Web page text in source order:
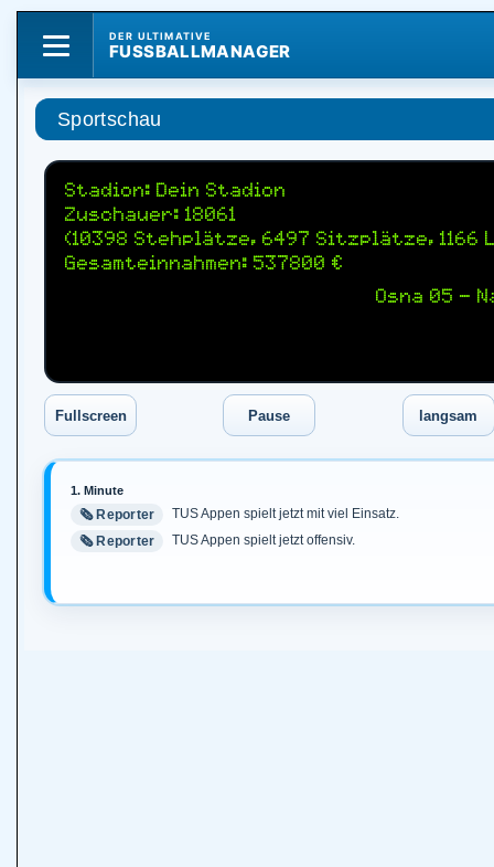
DER ULTIMATIVE
FUSSBALLMANAGER
Sportschau
Stadion: Dein Stadion
Zuschauer: 18061
(10398 Stehplätze, 6497 Sitzplätze, 1166
Gesamteinnahmen: 537800 €
Osna 05 —
1. Minute
🗞️ Reporter
TUS Appen spielt jetzt mit viel Einsatz.
🗞️ Reporter
TUS Appen spielt jetzt offensiv.